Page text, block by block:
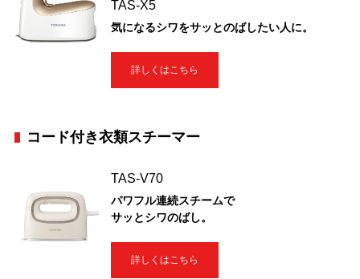
TAS-X5
気になるシワをサッとのばしたい人に。
詳しくはこちら
コード付き衣類スチーマー
TAS-V70
パワフル連続スチームで
サッとシワのばし。
詳しくはこちら